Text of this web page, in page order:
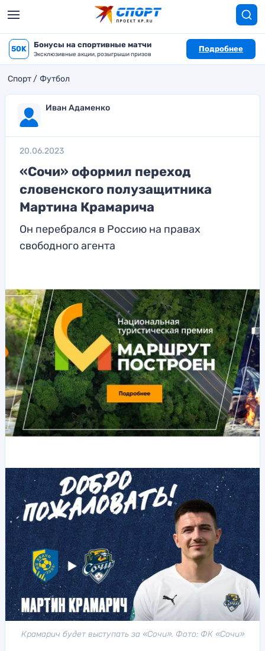
50K Бонусы на спортивные матчи
Эксклюзивные акции, розыгрыши призов
Подробнее
Спорт Футбол
Иван Адаменко
20.06.2023
«Сочи» оформил переход
словенского полузащитника
Мартина Крамарича
Он перебрался в Россию на правах
свободного агента
Крамарич будет выступать за «Сочи». Фото: ФК «Сочи»